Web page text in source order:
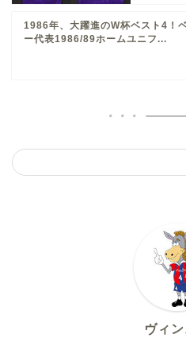
1986年、大躍進のW杯ベスト4！
ー代表1986/89ホームユニフ...
ヴィ